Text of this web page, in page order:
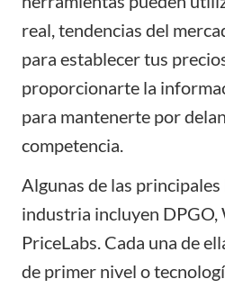
real, tendencias del
para establecer tus
proporcionarte la
para mantenerte por
competencia.
Algunas de las
industria incluyen DPGO,
PriceLabs. Cada una de
de primer nivel o